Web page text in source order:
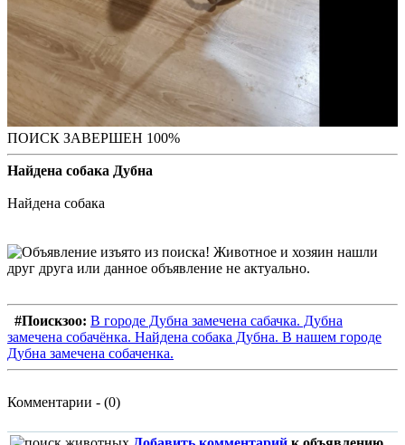
ПОИСК ЗАВЕРШЕН 100%
Найдена собака Дубна
Найдена собака
#Поискзоо: В городе Дубна замечена сабачка. Дубна
замечена собачёнка. Найдена собака Дубна. В нашем городе
Дубна замечена собаченка.
Комментарии - (0)